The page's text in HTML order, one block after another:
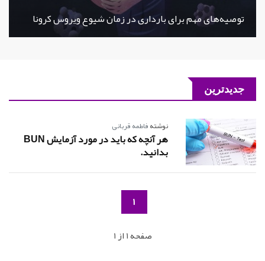
توصیه‌های مهم برای بارداری در زمان شیوع ویروس کرونا
جدیدترین
نوشتهفاطمه قربانی
هر آنچه که باید در مورد آزمایش BUN
بدانید.
1
صفحه 1 از 1